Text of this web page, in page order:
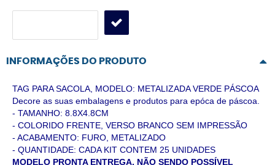
INFORMAÇÕES DO PRODUTO
TAG PARA SACOLA, MODELO: METALIZADA VERDE PÁSCOA
Decore as suas embalagens e produtos para epóca de páscoa.
- TAMANHO: 8.8X4.8CM
- COLORIDO FRENTE, VERSO BRANCO SEM IMPRESSÃO
- ACABAMENTO: FURO, METALIZADO
- QUANTIDADE: CADA KIT CONTEM 25 UNIDADES
MODELO PRONTA ENTREGA, NÃO SENDO POSSÍVEL